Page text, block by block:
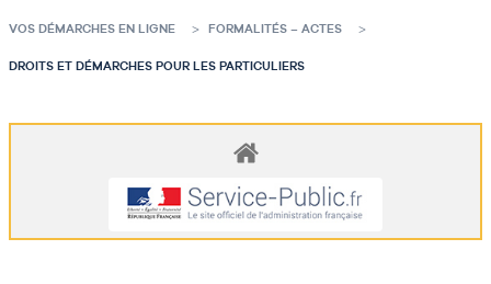
VOS DÉMARCHES EN LIGNE FORMALITÉS – ACTES
DROITS ET DÉMARCHES POUR LES PARTICULIERS